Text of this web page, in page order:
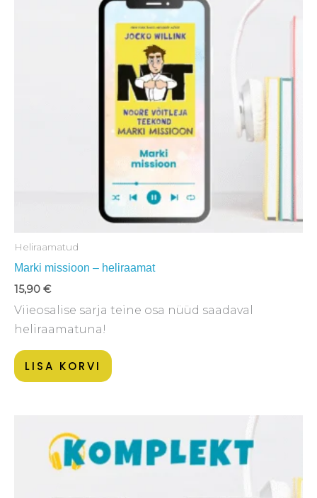
Heliraamatud
Marki missioon – heliraamat
15,90 €
Viieosalise sarja teine osa nüüd saadaval
heliraamatuna!
LISA KORVI